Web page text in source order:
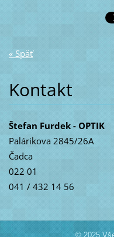
« Späť
Kontakt
Štefan Furdek - OPTIK
Palárikova 2845/26A
Čadca
022 01
041 / 432 14 56
© 2025